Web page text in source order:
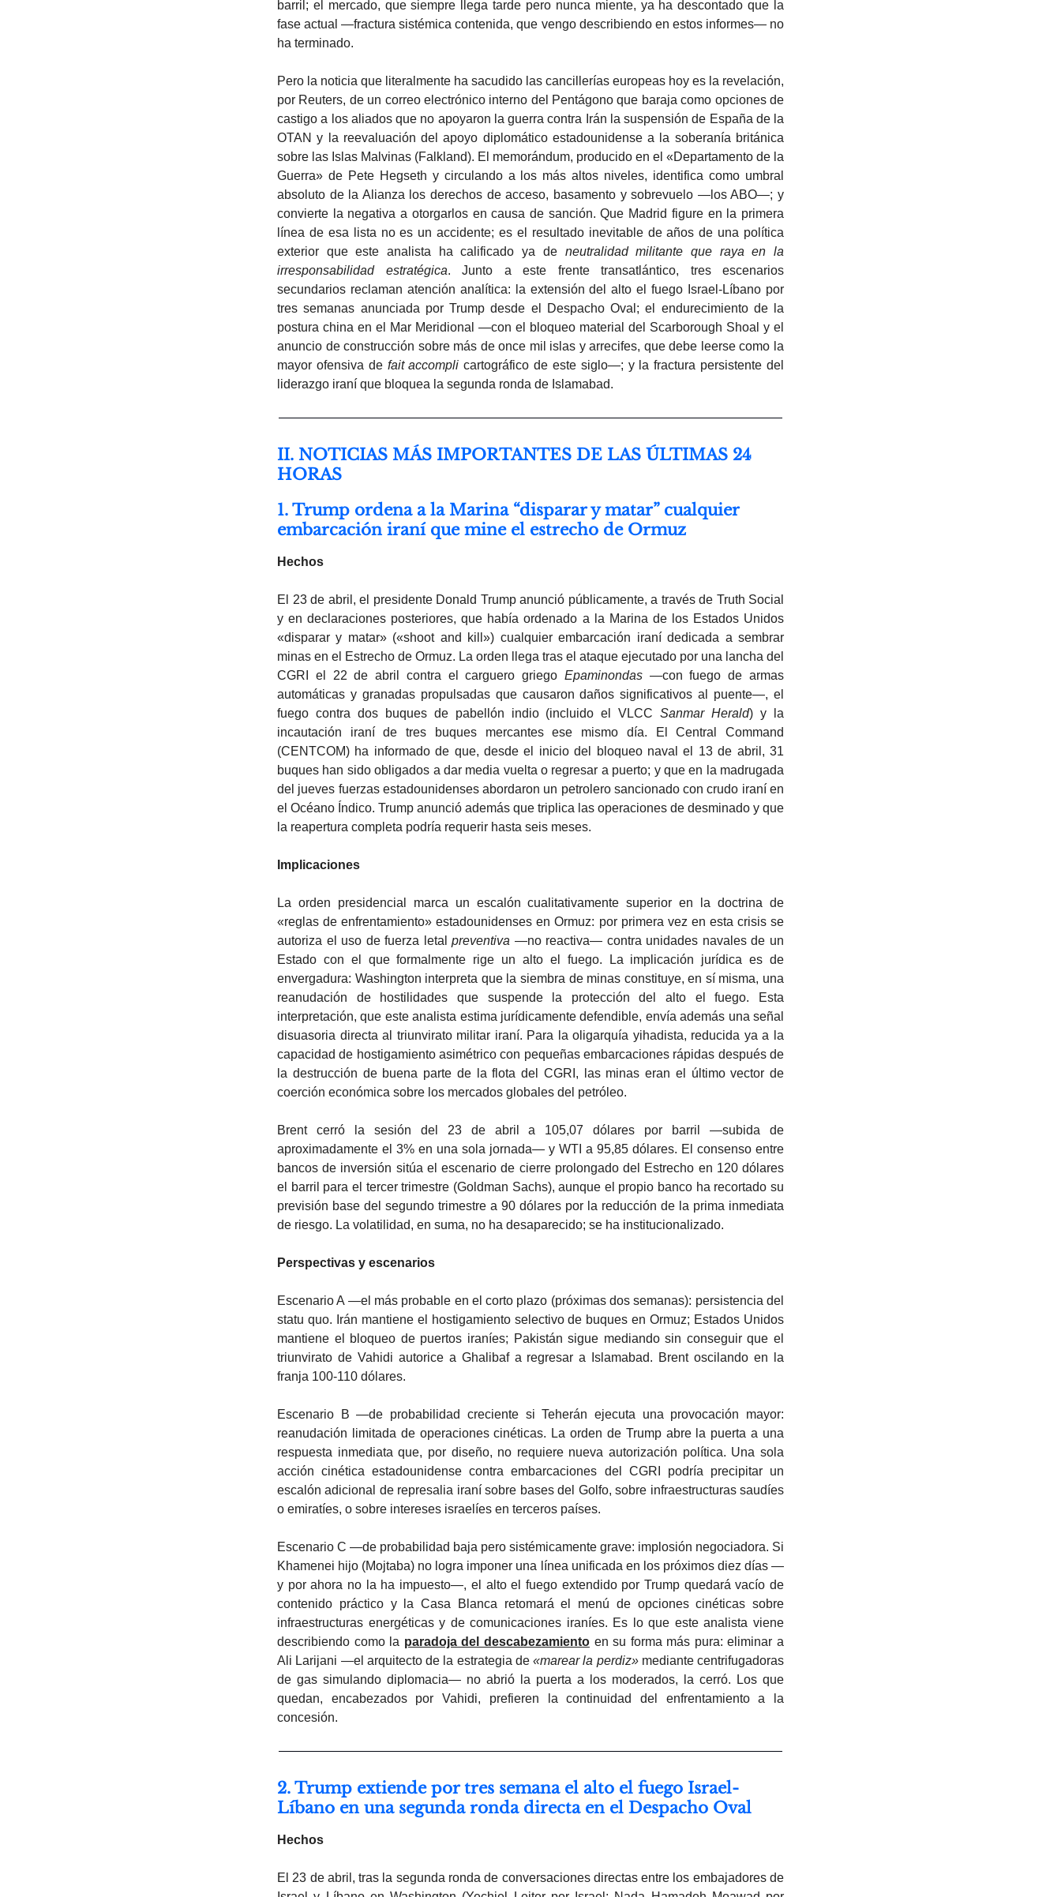
barril; el mercado, que siempre llega tarde pero nunca miente, ya ha descontado que la
fase actual —fractura sistémica contenida, que vengo describiendo en estos informes— no
ha terminado.
Pero la noticia que literalmente ha sacudido las cancillerías europeas hoy es la revelación,
por Reuters, de un correo electrónico interno del Pentágono que baraja como opciones de
castigo a los aliados que no apoyaron la guerra contra Irán la suspensión de España de la
OTAN y la reevaluación del apoyo diplomático estadounidense a la soberanía británica
sobre las Islas Malvinas (Falkland). El memorándum, producido en el «Departamento de la
Guerra» de Pete Hegseth y circulando a los más altos niveles, identifica como umbral
absoluto de la Alianza los derechos de acceso, basamento y sobrevuelo —los ABO—; y
convierte la negativa a otorgarlos en causa de sanción. Que Madrid figure en la primera
línea de esa lista no es un accidente; es el resultado inevitable de años de una política
exterior que este analista ha calificado ya de neutralidad militante que raya en la
irresponsabilidad estratégica. Junto a este frente transatlántico, tres escenarios
secundarios reclaman atención analítica: la extensión del alto el fuego Israel-Líbano por
tres semanas anunciada por Trump desde el Despacho Oval; el endurecimiento de la
postura china en el Mar Meridional —con el bloqueo material del Scarborough Shoal y el
anuncio de construcción sobre más de once mil islas y arrecifes, que debe leerse como la
mayor ofensiva de fait accompli cartográfico de este siglo—; y la fractura persistente del
liderazgo iraní que bloquea la segunda ronda de Islamabad.
II. NOTICIAS MÁS IMPORTANTES DE LAS ÚLTIMAS 24
HORAS
1. Trump ordena a la Marina “disparar y matar” cualquier
embarcación iraní que mine el estrecho de Ormuz
Hechos
El 23 de abril, el presidente Donald Trump anunció públicamente, a través de Truth Social
y en declaraciones posteriores, que había ordenado a la Marina de los Estados Unidos
«disparar y matar» («shoot and kill») cualquier embarcación iraní dedicada a sembrar
minas en el Estrecho de Ormuz. La orden llega tras el ataque ejecutado por una lancha del
CGRI el 22 de abril contra el carguero griego Epaminondas—con fuego de armas
automáticas y granadas propulsadas que causaron daños significativos al puente—, el
fuego contra dos buques de pabellón indio (incluido el VLCCSanmar Herald) y la
incautación iraní de tres buques mercantes ese mismo día. El Central Command
(CENTCOM) ha informado de que, desde el inicio del bloqueo naval el 13 de abril, 31
buques han sido obligados a dar media vuelta o regresar a puerto; y que en la madrugada
del jueves fuerzas estadounidenses abordaron un petrolero sancionado con crudo iraní en
el Océano Índico. Trump anunció además que triplica las operaciones de desminado y que
la reapertura completa podría requerir hasta seis meses.
Implicaciones
La orden presidencial marca un escalón cualitativamente superior en la doctrina de
«reglas de enfrentamiento» estadounidenses en Ormuz: por primera vez en esta crisis se
autoriza el uso de fuerza letalpreventiva —no reactiva— contra unidades navales de un
Estado con el que formalmente rige un alto el fuego. La implicación jurídica es de
envergadura: Washington interpreta que la siembra de minas constituye, en sí misma, una
reanudación de hostilidades que suspende la protección del alto el fuego. Esta
interpretación, que este analista estima jurídicamente defendible, envía además una señal
disuasoria directa al triunvirato militar iraní. Para la oligarquía yihadista, reducida ya a la
capacidad de hostigamiento asimétrico con pequeñas embarcaciones rápidas después de
la destrucción de buena parte de la flota del CGRI, las minas eran el último vector de
coerción económica sobre los mercados globales del petróleo.
Brent cerró la sesión del 23 de abril a 105,07 dólares por barril —subida de
aproximadamente el 3% en una sola jornada— y WTI a 95,85 dólares. El consenso entre
bancos de inversión sitúa el escenario de cierre prolongado del Estrecho en 120 dólares
el barril para el tercer trimestre (Goldman Sachs), aunque el propio banco ha recortado su
previsión base del segundo trimestre a 90 dólares por la reducción de la prima inmediata
de riesgo. La volatilidad, en suma, no ha desaparecido; se ha institucionalizado.
Perspectivas y escenarios
Escenario A —el más probable en el corto plazo (próximas dos semanas): persistencia del
statu quo. Irán mantiene el hostigamiento selectivo de buques en Ormuz; Estados Unidos
mantiene el bloqueo de puertos iraníes; Pakistán sigue mediando sin conseguir que el
triunvirato de Vahidi autorice a Ghalibaf a regresar a Islamabad. Brent oscilando en la
franja 100-110 dólares.
Escenario B —de probabilidad creciente si Teherán ejecuta una provocación mayor:
reanudación limitada de operaciones cinéticas. La orden de Trump abre la puerta a una
respuesta inmediata que, por diseño, no requiere nueva autorización política. Una sola
acción cinética estadounidense contra embarcaciones del CGRI podría precipitar un
escalón adicional de represalia iraní sobre bases del Golfo, sobre infraestructuras saudíes
o emiratíes, o sobre intereses israelíes en terceros países.
Escenario C —de probabilidad baja pero sistémicamente grave: implosión negociadora. Si
Khamenei hijo (Mojtaba) no logra imponer una línea unificada en los próximos diez días —
y por ahora no la ha impuesto—, el alto el fuego extendido por Trump quedará vacío de
contenido práctico y la Casa Blanca retomará el menú de opciones cinéticas sobre
infraestructuras energéticas y de comunicaciones iraníes. Es lo que este analista viene
describiendo como la paradoja del descabezamientoen su forma más pura: eliminar a
Ali Larijani —el arquitecto de la estrategia de «marear la perdiz»mediante centrifugadoras
de gas simulando diplomacia— no abrió la puerta a los moderados, la cerró. Los que
quedan, encabezados por Vahidi, prefieren la continuidad del enfrentamiento a la
concesión.
2. Trump extiende por tres semana el alto el fuego Israel-
Líbano en una segunda ronda directa en el Despacho Oval
Hechos
El 23 de abril, tras la segunda ronda de conversaciones directas entre los embajadores de